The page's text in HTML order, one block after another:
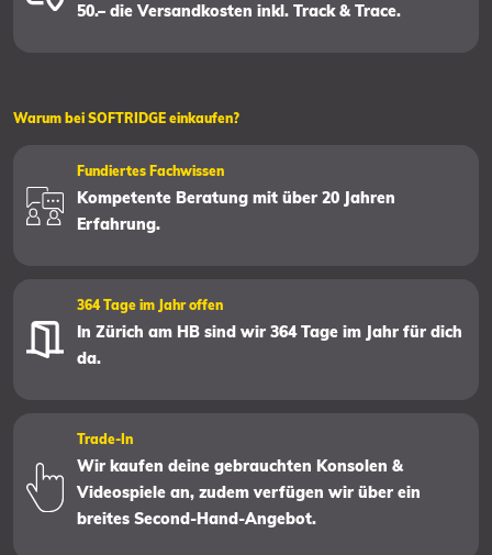
50.– die Versandkosten inkl. Track & Trace.
Warum bei SOFTRIDGE einkaufen?
Fundiertes Fachwissen
Kompetente Beratung mit über 20 Jahren
Erfahrung.
364 Tage im Jahr offen
In Zürich am HB sind wir 364 Tage im Jahr für dich
da.
Trade-In
Wir kaufen deine gebrauchten Konsolen &
Videospiele an, zudem verfügen wir über ein
breites Second-Hand-Angebot.